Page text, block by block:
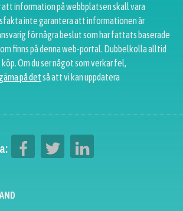
information på webbplatsen skall vara
inte garantera att informationen är
för några beslut som har fattats baserade
finns på denna web-portal. Dubbelkolla alltid
Om du ser något som verkar fel,
på detså att vi kan uppdatera